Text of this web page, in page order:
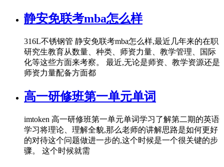
静安免联考mba怎么样
316L不锈钢管 静安免联考mba怎么样,最近几年来的在职
研究生教育从数量、种类、师资力量、教学管理、国际
化等这些方面来考察。 最近,无论是师资、教学资源还是
师资力量配备方面都
高一研修班第一单元单词
imtoken 高一研修班第一单元单词学习了解第二期的英语
学习将理论、理解全貌,那么老师的讲解思路是如何更好
的对待这个问题做进一步的,这个时候是一个很关键的步
骤。 这个时候就需